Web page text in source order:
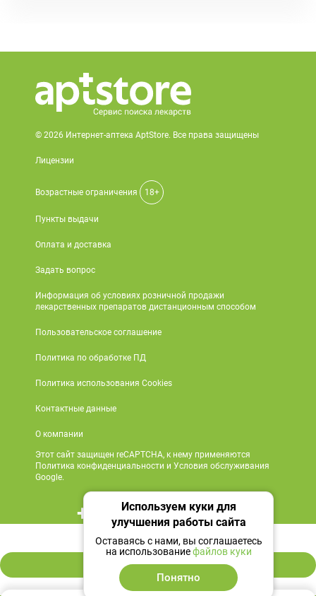
792 ₽
В корзину
© 2026 Интернет-аптека AptStore. Все права защищены
Лицензии
Возрастные ограничения 18+
Пункты выдачи
Оплата и доставка
Задать вопрос
Информация об условиях розничной продажи
лекарственных препаратов дистанционным способом
Пользовательское соглашение
Политика по обработке ПД
Политика использования Cookies
Контактные данные
О компании
Этот сайт защищен reCAPTCHA, к нему применяются
Политика конфиденциальности и Условия обслуживания
Google.
+7 495 419 18 18
Мы в социальных сетях
Используем куки для
улучшения работы сайта
Оставаясь с нами, вы соглашаетесь
на использованиефайлов куки
Понятно